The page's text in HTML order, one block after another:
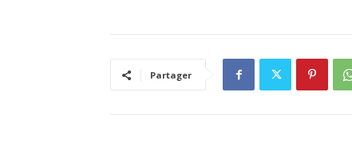
Partager